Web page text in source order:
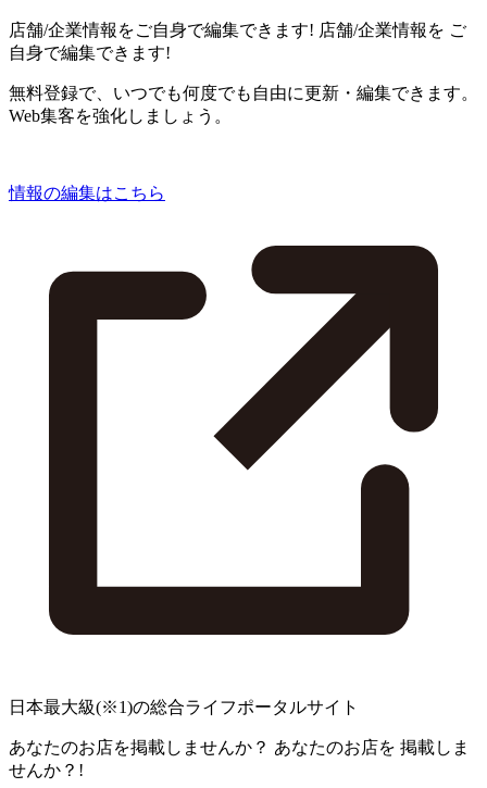
店舗/企業情報をご自身で編集できます! 店舗/企業情報を ご
自身で編集できます!
無料登録で、いつでも何度でも自由に更新・編集できます。
Web集客を強化しましょう。
情報の編集はこちら
日本最大級(※1)の総合ライフポータルサイト
あなたのお店を掲載しませんか？ あなたのお店を 掲載しま
せんか？!